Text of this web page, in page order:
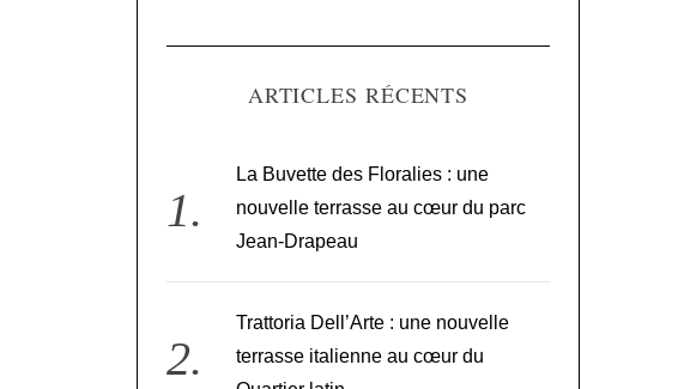
ARTICLES RÉCENTS
La Buvette des Floralies : une
nouvelle terrasse au cœur du parc
Jean-Drapeau
Trattoria Dell’Arte : une nouvelle
terrasse italienne au cœur du